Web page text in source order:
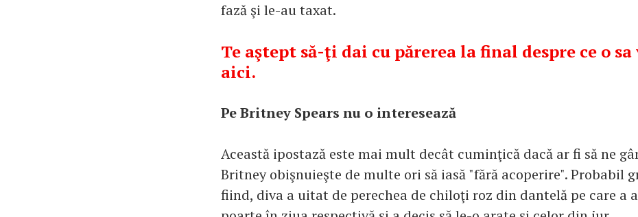
fază şi le-au taxat.
Te aştept să-ţi dai cu părerea la final despre ce o sa
aici.
Pe Britney Spears nu o interesează
Această ipostază este mai mult decât cuminţică dacă ar fi să ne
Britney obişnuieşte de multe ori să iasă "fără acoperire". Probabil
fiind, diva a uitat de perechea de chiloţi roz din dantelă pe care a